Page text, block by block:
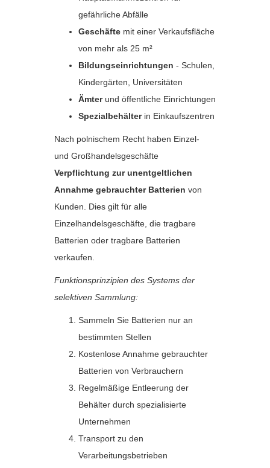
gefährliche Abfälle
Geschäftemit einer Verkaufsfläche
von mehr als 25 m²
Bildungseinrichtungen - Schulen,
Kindergärten, Universitäten
Ämterund öffentliche Einrichtungen
Spezialbehälterin Einkaufszentren
Nach polnischem Recht haben Einzel-
und Großhandelsgeschäfte
Verpflichtung zur unentgeltlichen
Annahme gebrauchter Batterien von
Kunden. Dies gilt für alle
Einzelhandelsgeschäfte, die tragbare
Batterien oder tragbare Batterien
verkaufen.
Funktionsprinzipien des Systems der
selektiven Sammlung:
Sammeln Sie Batterien nur an
bestimmten Stellen
Kostenlose Annahme gebrauchter
Batterien von Verbrauchern
Regelmäßige Entleerung der
Behälter durch spezialisierte
Unternehmen
Transport zu den
Verarbeitungsbetrieben